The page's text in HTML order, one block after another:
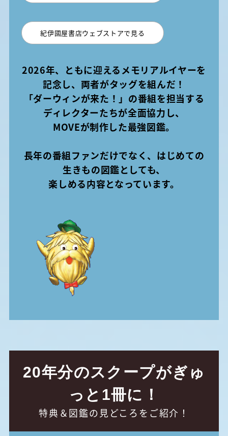
紀伊國屋書店ウェブストアで見る
2026年、ともに迎えるメモリアルイヤーを
記念し、両者がタッグを組んだ！
「ダーウィンが来た！」の番組を担当する
ディレクターたちが全面協力し、
MOVEが制作した最強図鑑。
長年の番組ファンだけでなく、はじめての
生きもの図鑑としても、
楽しめる内容となっています。
20年分のスクープがぎゅ
っと1冊に！
特典＆図鑑の見どころをご紹介！